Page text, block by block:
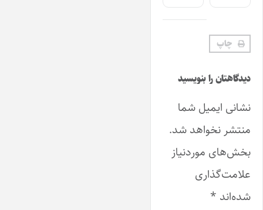
چاپ
دیدگاهتان را بنویسید
نشانی ایمیل شما
منتشر نخواهد شد.
بخش‌های موردنیاز
علامت‌گذاری
شده‌اند *